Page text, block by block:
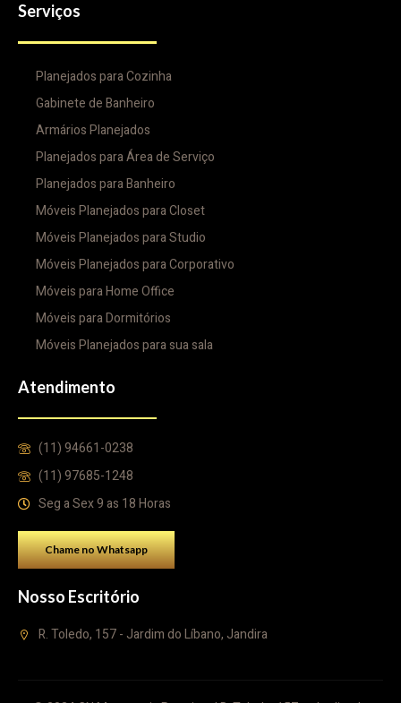
Serviços
Planejados para Cozinha
Gabinete de Banheiro
Armários Planejados
Planejados para Área de Serviço
Planejados para Banheiro
Móveis Planejados para Closet
Móveis Planejados para Studio
Móveis Planejados para Corporativo
Móveis para Home Office
Móveis para Dormitórios
Móveis Planejados para sua sala
Atendimento
(11) 94661-0238
(11) 97685-1248
Seg a Sex 9 as 18 Horas
Chame no Whatsapp
Nosso Escritório
R. Toledo, 157 - Jardim do Líbano, Jandira